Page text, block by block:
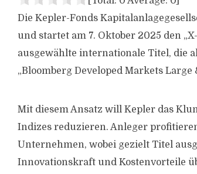
Die Kepler-Fonds
und startet am 7. Oktober 2025 den
ausgewählte internationale Titel, die
„Bloomberg Developed Markets
Mit diesem Ansatz will Kepler das
Indizes reduzieren. Anleger
Unternehmen, wobei gezielt Titel
Innovationskraft und Kostenvorteile